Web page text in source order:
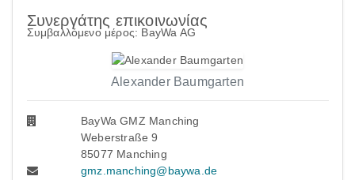
Συνεργάτης επικοινωνίας
Συμβαλλόμενο μέρος: BayWa AG
Alexander Baumgarten
BayWa GMZ Manching
Weberstraße 9
85077 Manching
gmz.manching@baywa.de